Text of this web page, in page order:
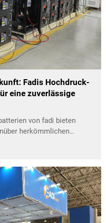
Fadis Hochdruck-
eine zuverlässige
von fadi bieten
herkömmlichen
Energiedichte
in einer